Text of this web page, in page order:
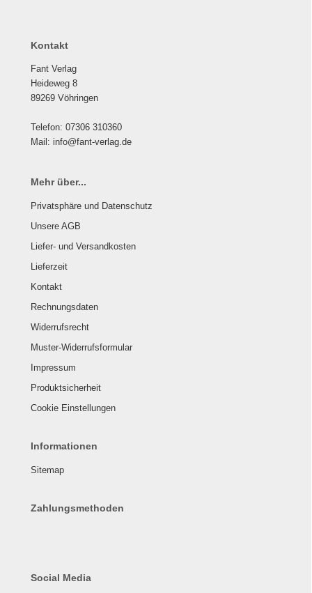
Kontakt
Fant Verlag
Heideweg 8
89269 Vöhringen
Telefon: 07306 310360
Mail: info@fant-verlag.de
Mehr über...
Privatsphäre und Datenschutz
Unsere AGB
Liefer- und Versandkosten
Lieferzeit
Kontakt
Rechnungsdaten
Widerrufsrecht
Muster-Widerrufsformular
Impressum
Produktsicherheit
Cookie Einstellungen
Informationen
Sitemap
Zahlungsmethoden
Social Media